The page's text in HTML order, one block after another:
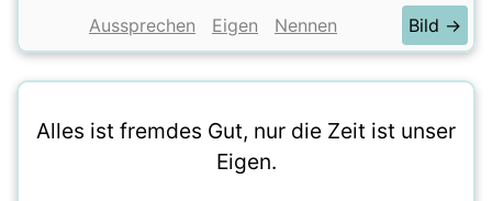
Aussprechen Eigen Nennen Bild →
Alles ist fremdes Gut, nur die Zeit ist unser
Eigen.